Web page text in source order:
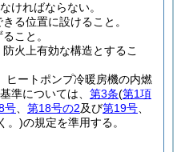
ければならない。
る位置に設けること。
こと。
火上有効な構造とするこ
ヒートポンプ冷暖房機の内燃
準については、 第3条(第1項
号 第18号の2及び第19号
。)の規定を準用する。